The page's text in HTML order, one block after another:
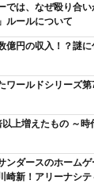
では、なぜ殴り合
ルールについて
億円の収入！？謎
ワールドシリーズ
上増えたもの ～
ンダースのホーム
崎新！アリーナシ